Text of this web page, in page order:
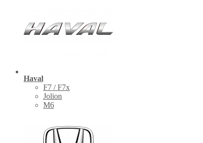
Haval
F7 / F7x
Jolion
M6